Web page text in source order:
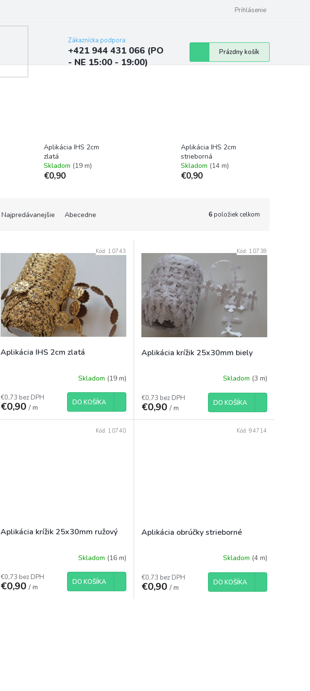
Najčastejšie otázky a odpovede
Prihlásenie
Zákaznícka podpora:
+421 944 431 066 (PO
- NE 15:00 - 19:00)
Nákupný
košík
Prázdny košík
Aplikácia IHS 2cm
zlatá
Skladom (19 m)
€0,90
Aplikácia IHS 2cm
strieborná
Skladom (14 m)
€0,90
Najpredávanejšie Abecedne 6položiek celkom
Aplikácia IHS 2cm zlatá
Skladom (19 m)
€0,73 bez DPH
€0,90/ m
DO KOŠÍKA
Kód: 10743
Aplikácia krížik 25x30mm biely
Skladom (3 m)
€0,73 bez DPH
€0,90 / m
DO KOŠÍKA
Kód: 10738
Aplikácia krížik 25x30mm ružový
Skladom (16 m)
€0,73 bez DPH
€0,90/ m
DO KOŠÍKA
Kód: 10740
Aplikácia obrúčky strieborné
Skladom (4 m)
€0,73 bez DPH
€0,90 / m
DO KOŠÍKA
Kód:94714